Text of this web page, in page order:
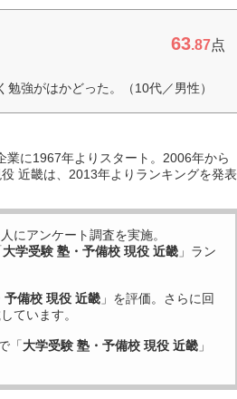
63.87点
強がはかどった。（10代／男性）
に1967年よりスタート。2006年から
近畿は、2013年よりランキングを発表
人にアンケート調査を実施。
大学受験 塾・予備校 現役 近畿 」ラン
予備校 現役 近畿 」を評価。さらに回
ています。
「大学受験 塾・予備校 現役 近畿 」